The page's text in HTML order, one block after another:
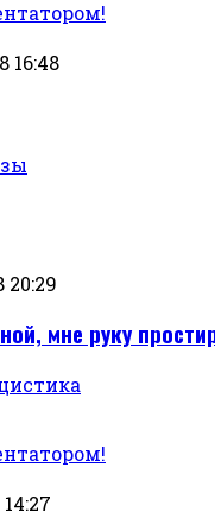
16:48
20:29
мне руку